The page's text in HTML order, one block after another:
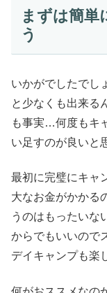
まずは簡単
う
いかがでしたでし
と少なくも出来る
も事実…何度もキ
い足すのが良いと
最初に完璧にキャ
大なお金がかかる
うのはもったいな
からでもいいので
デイキャンプも楽